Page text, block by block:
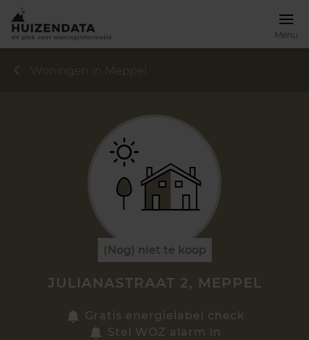
Menu
Zoek een woning
Woningen in Meppel
(Nog) niet te koop
JULIANASTRAAT 2, MEPPEL
Gratis energielabel check
Stel WOZ alarm in